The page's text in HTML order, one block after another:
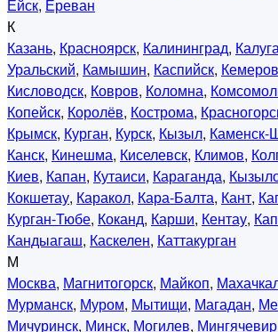
Ейск, Ереван
К
Казань, Красноярск, Калининград,
Уральский, Камышин, Каспийск,
Кисловодск, Ковров, Коломна,
Копейск, Королёв, Кострома,
Крымск, Курган, Курск, Кызыл, Каменск-
Канск, Кинешма, Киселевск, Климов,
Киев, Капан, Кутаиси, Караганда,
Кокшетау, Каракол, Кара-Балта, Кант,
Курган-Тюбе, Коканд, Карши, Кентау,
Кандыагаш, Каскелен, Каттакурган
М
Москва, Магнитогорск, Майкоп,
Мурманск, Муром, Мытищи, Магадан,
Мичуринск, Минск, Могилев, Мингячевир